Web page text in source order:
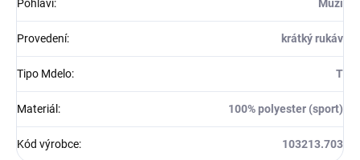
Pohlaví: Muži
Provedení: krátký rukáv
Tipo Mdelo: T
Materiál : 100% polyester (sport)
Kód výrobce: 103213.703